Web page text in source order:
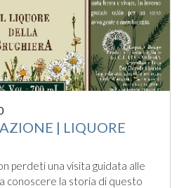
| LIQUORE
perdeti una visita guidata alle
conoscere la storia di questo